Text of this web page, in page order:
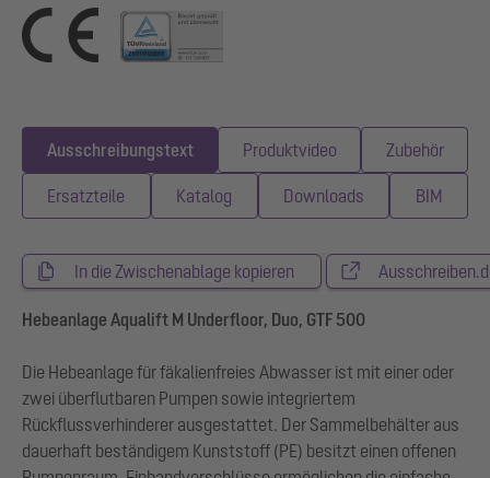
Ausschreibungstext Produktvideo Zubehör
Ersatzteile Katalog Downloads BIM
In die Zwischenablage kopieren
Hebeanlage Aqualift M Underfloor, Duo, GTF 500
Die Hebeanlage für fäkalienfreies Abwasser ist mit einer oder
zwei überflutbaren Pumpen sowie integriertem
Rückflussverhinderer ausgestattet. Der Sammelbehälter aus
dauerhaft beständigem Kunststoff (PE) besitzt einen offenen